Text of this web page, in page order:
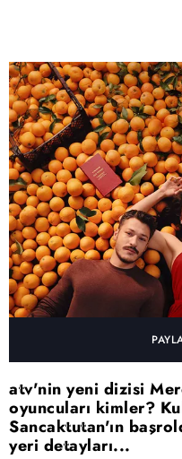
atv'nin yeni dizisi
oyuncuları kimler?
Sancaktutan'ın
yeri detayları...